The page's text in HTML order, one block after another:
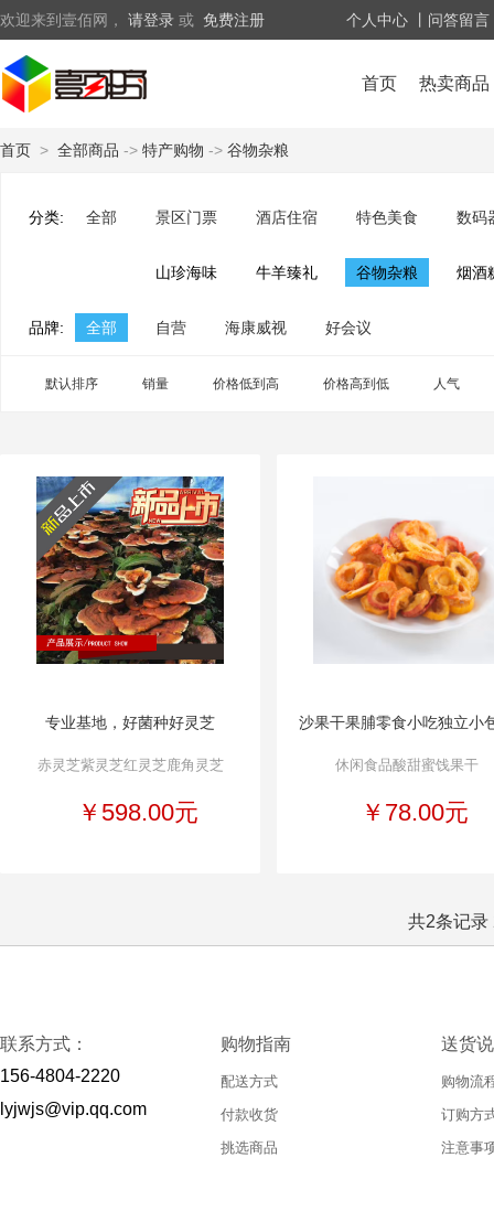
欢迎来到壹佰网， 请登录 或 免费注册 个人中心 丨问答留言
首页 热卖商品
首页 > 全部商品 -> 特产购物 -> 谷物杂粮
分类: 全部 景区门票 酒店住宿 特色美食 数码
山珍海味 牛羊臻礼 谷物杂粮 烟酒
品牌: 全部 自营 海康威视 好会议
默认排序 销量 价格低到高 价格高到低 人气
专业基地，好菌种好灵芝
赤灵芝紫灵芝红灵芝鹿角灵芝
￥598.00元
沙果干果脯零食小吃独立小
休闲食品酸甜蜜饯果干
￥78.00元
共2条记录
联系方式：
156-4804-2220
lyjwjs@vip.qq.com
购物指南
配送方式
付款收货
挑选商品
送货
购物流
订购方
注意事